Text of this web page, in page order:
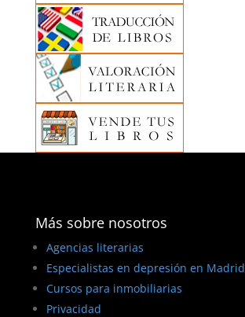
Más sobre nosotros
Agencias literarias
Especialistas en depresión en Madrid
Cursos para inmobiliarias
Privacidad